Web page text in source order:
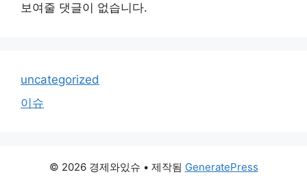
보여줄 댓글이 없습니다.
uncategorized
이슈
© 2026 경제와있슈 • 제작됨 GeneratePress